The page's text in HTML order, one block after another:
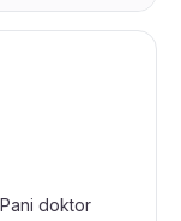
doktor